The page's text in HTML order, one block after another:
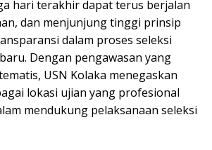
hari terakhir dapat terus berjalan
dan menjunjung tinggi prinsip
dalam proses seleksi
Dengan pengawasan yang
USN Kolaka menegaskan
lokasi ujian yang profesional
mendukung pelaksanaan seleksi